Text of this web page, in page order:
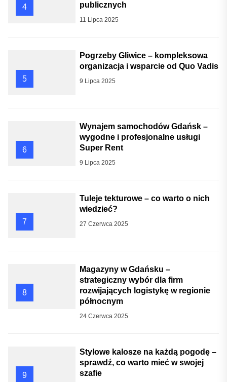
4
publicznych
11 Lipca 2025
5
Pogrzeby Gliwice – kompleksowa
organizacja i wsparcie od Quo Vadis
9 Lipca 2025
6
Wynajem samochodów Gdańsk –
wygodne i profesjonalne usługi
Super Rent
9 Lipca 2025
7
Tuleje tekturowe – co warto o nich
wiedzieć?
27 Czerwca 2025
8
Magazyny w Gdańsku –
strategiczny wybór dla firm
rozwijających logistykę w regionie
północnym
24 Czerwca 2025
9
Stylowe kalosze na każdą pogodę –
sprawdź, co warto mieć w swojej
szafie